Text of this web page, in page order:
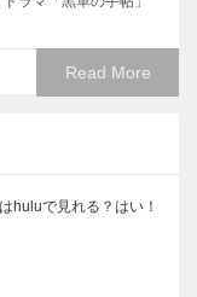
Read More
huluで見れる？はい！